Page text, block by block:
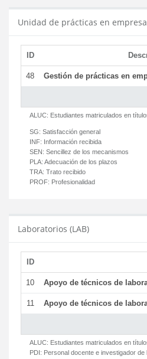
Unidad de prácticas en empresa
ID
48 Gestión de prácticas en
ALUC: Estudiantes matriculados en
SG: Satisfacción general
INF: Información recibida
SEN: Sencillez de los mecanismos
PLA: Adecuación de los plazos
TRA: Trato recibido
PROF: Profesionalidad
Laboratorios (LAB)
ID
10 Apoyo de técnicos de
11 Apoyo de técnicos de
ALUC: Estudiantes matriculados en
PDI: Personal docente e investigador de